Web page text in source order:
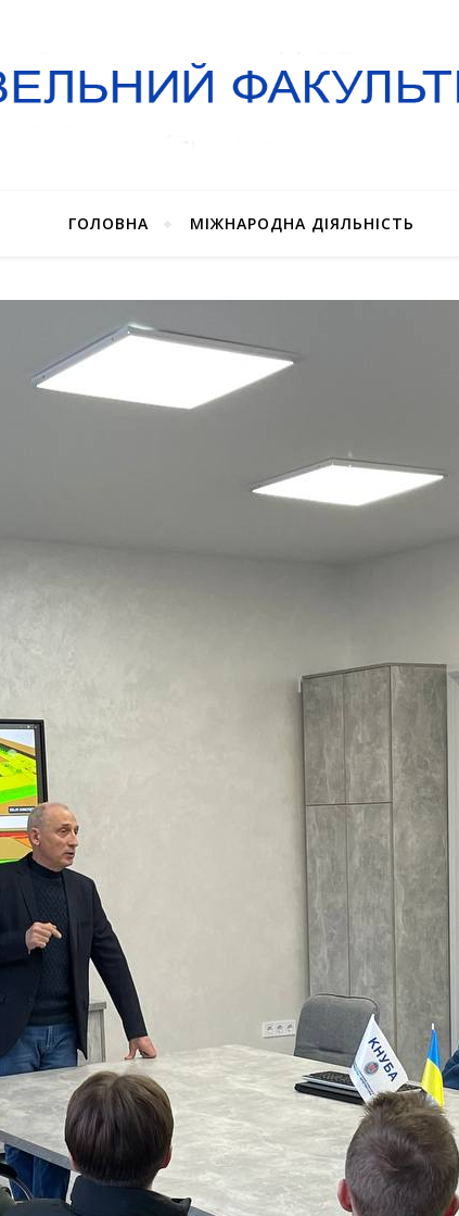
ГОЛОВНА МІЖНАРОДНА ДІЯЛЬНІСТЬ